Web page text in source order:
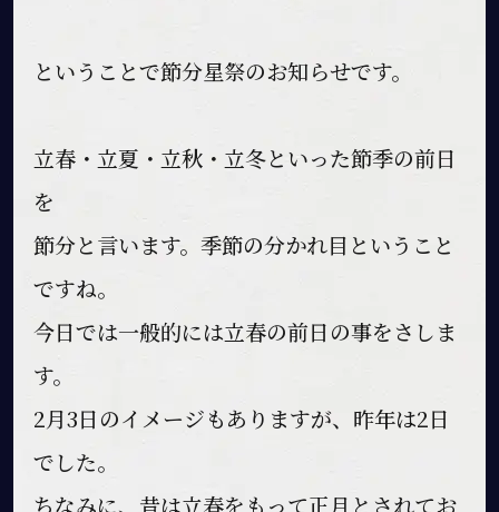
ということで節分星祭のお知らせです。
立春・立夏・立秋・立冬といった節季の前日
を
節分と言います。季節の分かれ目ということ
ですね。
今日では一般的には立春の前日の事をさしま
す。
2月3日のイメージもありますが、昨年は2日
でした。
ちなみに、昔は立春をもって正月とされてお